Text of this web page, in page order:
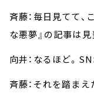
斉藤：毎日見てて
な悪夢』の記事は
向井：なるほど。
斉藤：それを踏ま